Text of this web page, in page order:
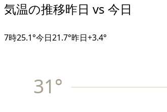
気温の推移昨日 vs 今日
7時25.1°今日21.7°昨日+3.4°
31°